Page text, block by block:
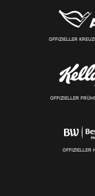
OFFIZIELLER
OFFIZIELLER
OFFIZIELLER